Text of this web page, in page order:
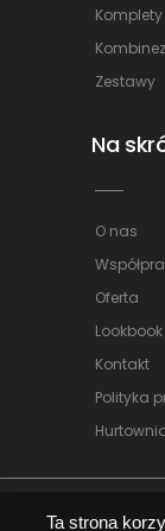
Ta strona
Komplety
Zestawy
Na
O nas
Oferta
Lookbook
Kontakt
Polityka